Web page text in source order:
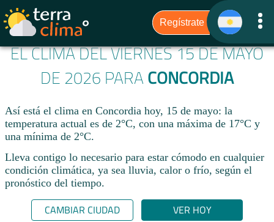
EL CLIMA DEL VIERNES 15 DE MAYO
DE 2026 PARA CONCORDIA
Así está el clima en Concordia hoy, 15 de mayo: la
temperatura actual es de 2°C, con una máxima de 17°C y
una mínima de 2°C.
Lleva contigo lo necesario para estar cómodo en cualquier
condición climática, ya sea lluvia, calor o frío, según el
pronóstico del tiempo.
CAMBIAR CIUDAD VER HOY